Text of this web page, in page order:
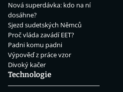
Nová superdávka: kdo na ní
dosáhne?
Sjezd sudetských Němců
Proč vláda zavádí EET?
Padni komu padni
Výpověď z práce vzor
Divoký kačer
Technologie